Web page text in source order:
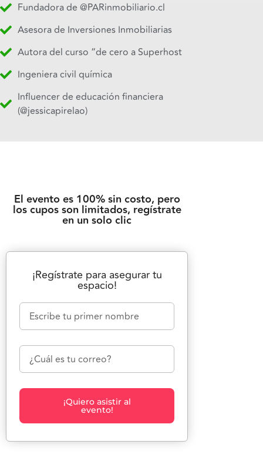
Fundadora de @PARinmobiliario.cl
Asesora de Inversiones Inmobiliarias
Autora del curso “de cero a Superhost
Ingeniera civil química
Influencer de educación financiera
(@jessicapirelao)
El evento es 100% sin costo, pero
los cupos son limitados, regístrate
en un solo clic
¡Regístrate para asegurar tu
espacio!
¡Quiero asistir al
evento!